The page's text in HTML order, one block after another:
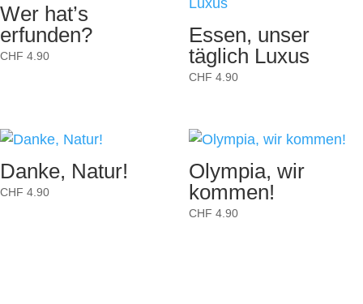
Wer hat’s
erfunden?
CHF 4.90
Essen, unser
täglich Luxus
CHF 4.90
Danke, Natur!
CHF 4.90
Olympia, wir
kommen!
CHF 4.90